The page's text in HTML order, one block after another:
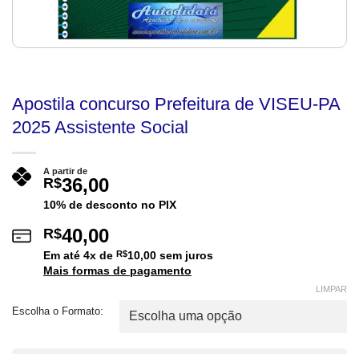
Apostila concurso Prefeitura de VISEU-PA
2025 Assistente Social
A partir de
R$36,00
10% de desconto no PIX
R$40,00
Em até 4x de R$10,00 sem juros
Mais formas de pagamento
Escolha o Formato:
LIMPAR